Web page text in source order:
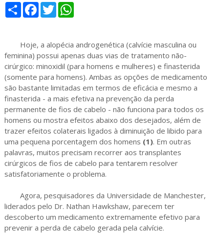
S
F
o
o
k
T
w
e
r
W
A
p
p
Hoje, a alopécia androgenética (calvície masculina ou
feminina) possui apenas duas vias de tratamento não-
cirúrgico: minoxidil (para homens e mulheres) e finasterida
(somente para homens). Ambas as opções de medicamento
são bastante limitadas em termos de eficácia e mesmo a
finasterida - a mais efetiva na prevenção da perda
permanente de fios de cabelo - não funciona para todos os
homens ou mostra efeitos abaixo dos desejados, além de
trazer efeitos colaterais ligados à diminuição de libido para
uma pequena porcentagem dos homens (1). Em outras
palavras, muitos precisam recorrer aos transplantes
cirúrgicos de fios de cabelo para tentarem resolver
satisfatoriamente o problema.
Agora, pesquisadores da Universidade de Manchester,
liderados pelo Dr. Nathan Hawkshaw, parecem ter
descoberto um medicamento extremamente efetivo para
prevenir a perda de cabelo gerada pela calvície.